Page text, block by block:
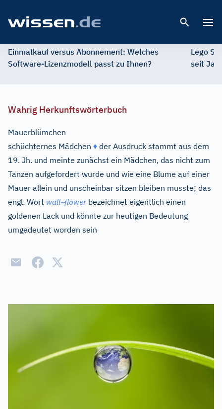
Einmalkauf versus Abonnement: Welches
Software-Lizenzmodell passt zu Ihnen?
Lego
seit
Wahrig Herkunftswörterbuch
Mauerblümchen
schüchternes Mädchen ♦ der Ausdruck stammt aus dem
19. Jh. und meinte zunächst ein Mädchen, das nicht zum
Tanzen aufgefordert wurde und wie eine Blume auf einer
Mauer allein und unscheinbar sitzen bleiben musste; das
engl. Wort wall–flower bezeichnet eigentlich einen
goldenen Lack und könnte zur heutigen Bedeutung
umgedeutet worden sein